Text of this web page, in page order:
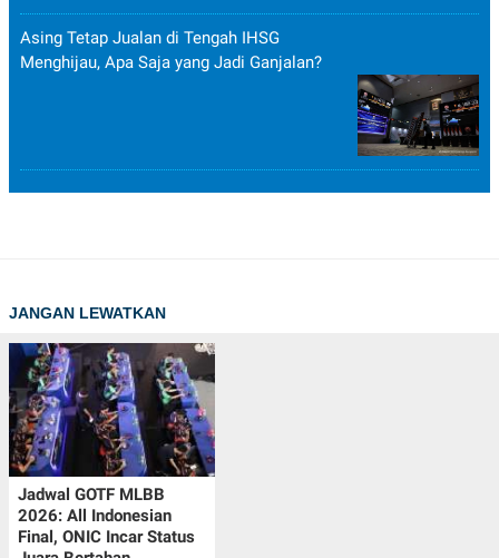
Asing Tetap Jualan di Tengah IHSG
Menghijau, Apa Saja yang Jadi Ganjalan?
JANGAN LEWATKAN
Jadwal GOTF MLBB
2026: All Indonesian
Final, ONIC Incar Status